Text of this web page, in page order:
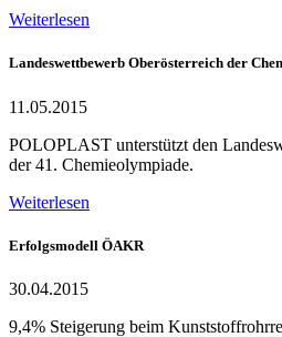
Weiterlesen
Landeswettbewerb Oberösterreich der
11.05.2015
POLOPLAST unterstützt den
der 41. Chemieolympiade.
Weiterlesen
Erfolgsmodell ÖAKR
30.04.2015
9,4% Steigerung beim